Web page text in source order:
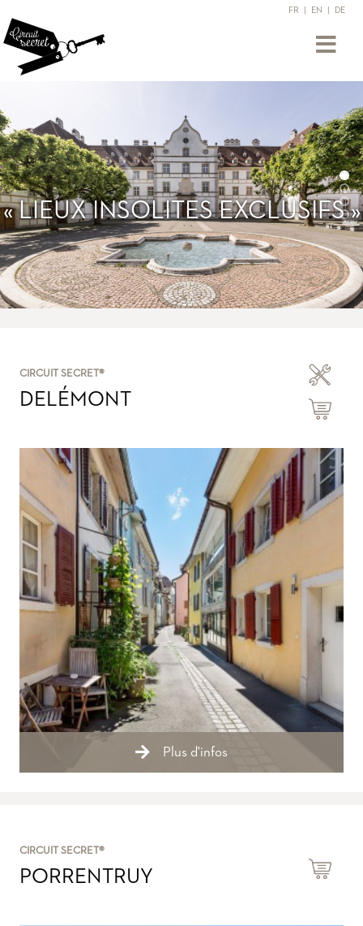
FR EN DE
« LIEUX INSOLITES EXCLUSIFS »
CIRCUIT SECRET®
DELÉMONT
Plus d'infos
CIRCUIT SECRET®
PORRENTRUY